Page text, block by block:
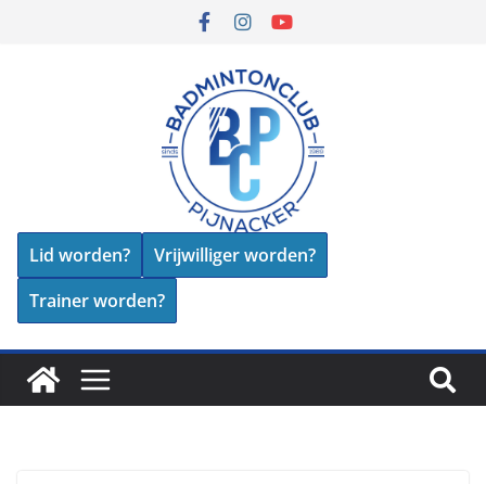
Lid worden?
Vrijwilliger worden?
Trainer worden?